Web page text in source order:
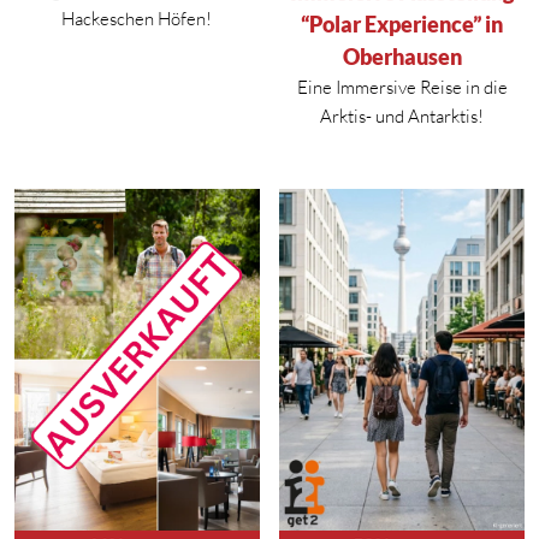
Hackeschen Höfen!
“Polar Experience” in
Oberhausen
Eine Immersive Reise in die
Arktis- und Antarktis!